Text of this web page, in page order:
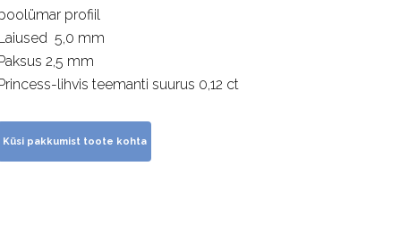
profiil
5,0 mm
2,5 mm
lihvis teemanti suurus 0,12 ct